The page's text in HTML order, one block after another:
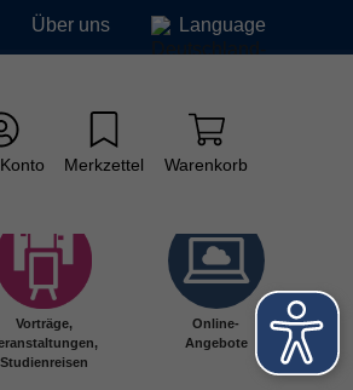
Über uns Language
Merkzettel Warenkorb
Vorträge,
Studienreisen
Online-
Angebote